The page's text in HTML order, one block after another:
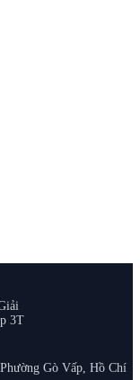
Gò Vấp, Hồ Chí